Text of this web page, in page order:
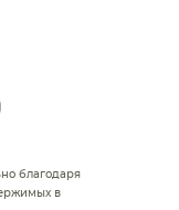
благодаря
в